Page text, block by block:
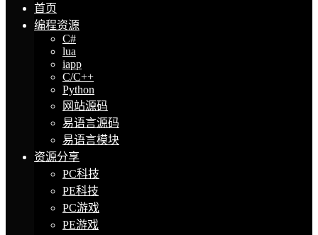
首页
编程资源
C#
lua
iapp
C/C++
Python
网站源码
易语言源码
易语言模块
资源分享
PC科技
PE科技
PC游戏
PE游戏